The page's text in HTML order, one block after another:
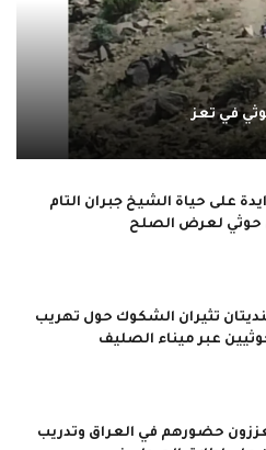
في تعز
على حياة الشيخ جبران التام
لعرض الصلح
تثيران الشكوك حول تهريب
عبر ميناء الصليف
حضورهم في العراق وتدريب